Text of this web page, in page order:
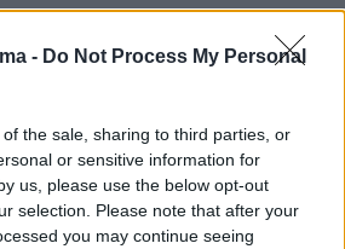
- Do Not Process My Personal
the sale, sharing to third parties, or
or sensitive information for
us, please use the below opt-out
selection. Please note that after your
you may continue seeing